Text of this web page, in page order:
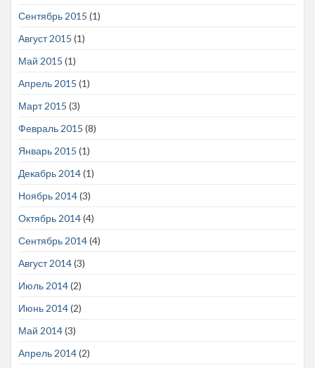
Сентябрь 2015 (1)
Август 2015 (1)
Май 2015 (1)
Апрель 2015 (1)
Март 2015 (3)
Февраль 2015 (8)
Январь 2015 (1)
Декабрь 2014(1)
Ноябрь 2014(3)
Октябрь 2014(4)
Сентябрь 2014(4)
Август 2014(3)
Июль 2014(2)
Июнь 2014(2)
Май 2014(3)
Апрель 2014(2)